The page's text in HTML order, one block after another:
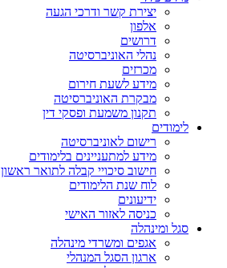
יצירת קשר ודרכי הגעה
אלפון
דרושים
נהלי האוניברסיטה
מכרזים
מידע לשעת חירום
מבקרת האוניברסיטה
תקנון משמעת ופסקי דין
לימודים
רישום לאוניברסיטה
מידע למתעניינים בלימודים
חישוב סיכויי קבלה לתואר ראשון
לוח שנת הלימודים
ידיעונים
כניסה לאזור האישי
סגל ומינהלה
אגפים ומשרדי מינהלה
ארגון הסגל המנהלי